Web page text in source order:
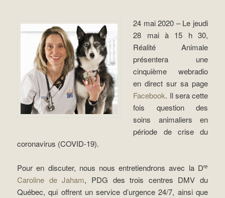
24 mai 2020 – Le jeudi
28 mai à 15 h 30,
Réalité Animale
présentera une
cinquième webradio
en direct sur sa page
Facebook. Il sera cette
fois question des
soins animaliers en
période de crise du
coronavirus (COVID-19).
Pour en discuter, nous nous entretiendrons avec la Dre
Caroline de Jaham, PDG des trois centres DMV du
Québec, qui offrent un service d’urgence 24/7, ainsi que